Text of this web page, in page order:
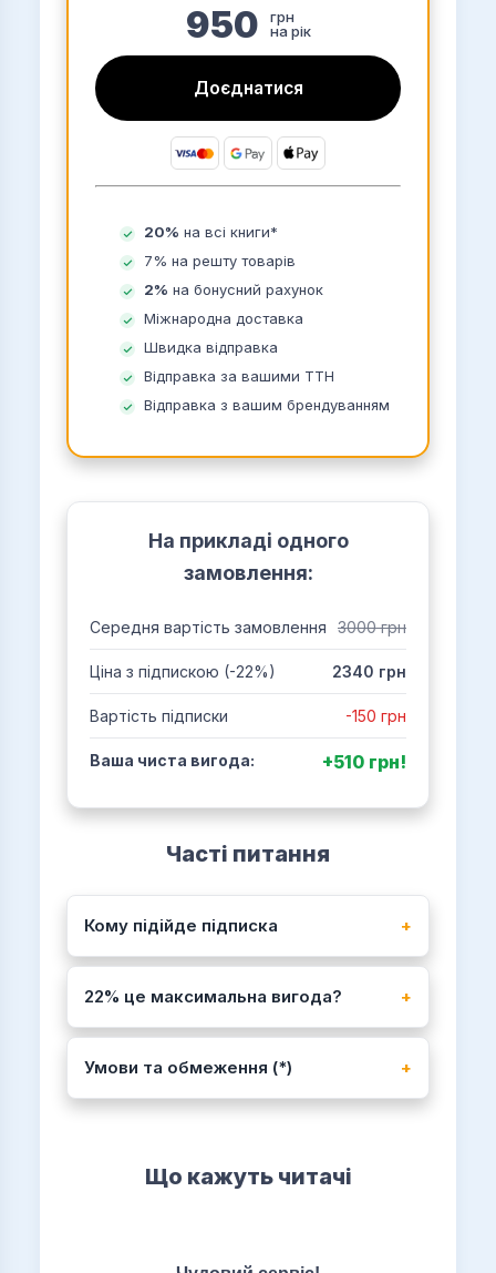
950
грн
на рік
Доєднатися
20% на всі книги*
7% на решту товарів
2% на бонусний рахунок
Міжнародна доставка
Швидка відправка
Відправка за вашими ТТН
Відправка з вашим брендуванням
На прикладі одного
замовлення:
Середня вартість замовлення 3000 грн
Ціна з підпискою (-22%) 2340 грн
Вартість підписки -150 грн
Ваша чиста вигода: +510 грн!
Часті питання
Кому підійде підписка
22% це максимальна вигода?
Умови та обмеження (*)
Що кажуть читачі